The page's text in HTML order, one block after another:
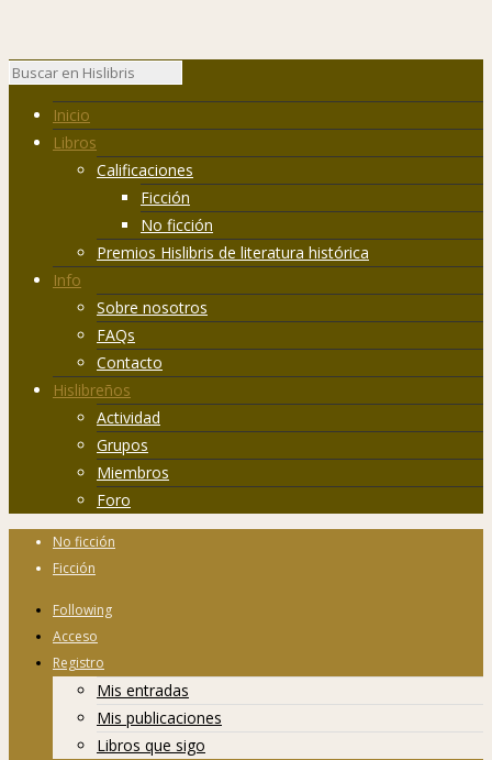
Inicio
Libros
Calificaciones
Ficción
No ficción
Premios Hislibris de literatura histórica
Info
Sobre nosotros
FAQs
Contacto
Hislibreños
Actividad
Grupos
Miembros
Foro
No ficción
Ficción
Following
Acceso
Registro
Mis entradas
Mis publicaciones
Libros que sigo